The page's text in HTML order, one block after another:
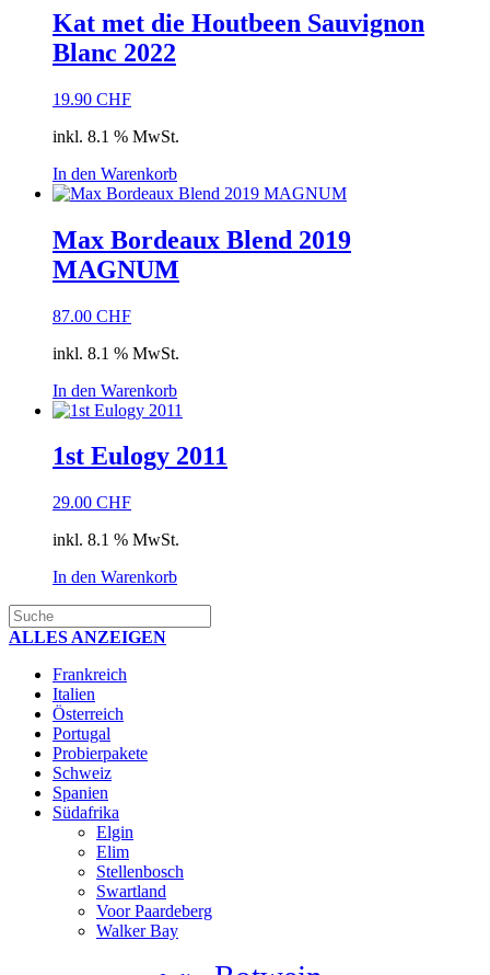
Kat met die Houtbeen Sauvignon
Blanc 2022
19.90 CHF
inkl. 8.1 % MwSt.
In den Warenkorb
Max Bordeaux Blend 2019
MAGNUM
87.00 CHF
inkl. 8.1 % MwSt.
In den Warenkorb
1st Eulogy 2011
29.00 CHF
inkl. 8.1 % MwSt.
In den Warenkorb
ALLES ANZEIGEN
Frankreich
Italien
Österreich
Portugal
Probierpakete
Schweiz
Spanien
Südafrika
Elgin
Elim
Stellenbosch
Swartland
Voor Paardeberg
Walker Bay